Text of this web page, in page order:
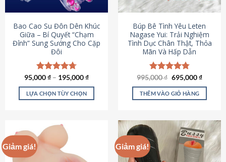
Bao Cao Su Đôn Dên Khúc
Giữa – Bí Quyết “Chạm
Đỉnh” Sung Sướng Cho Cặp
Đôi
Được xếp
hạng4.70
5 sao
95,000₫ – 195,000₫
LỰA CHỌN TÙY CHỌN
này
nhiều
biến
Búp Bê Tình Yêu Leten
Nagase Yui: Trải Nghiệm
Tình Dục Chân Thật, Thỏa
Mãn Và Hấp Dẫn
Được xếp
hạng4.80
5 sao
995,000₫ Giá
là:
995,000 ₫.
695,000₫Giá
tại
THÊM VÀO GIỎ HÀNG
Giảm giá! Giảm giá!